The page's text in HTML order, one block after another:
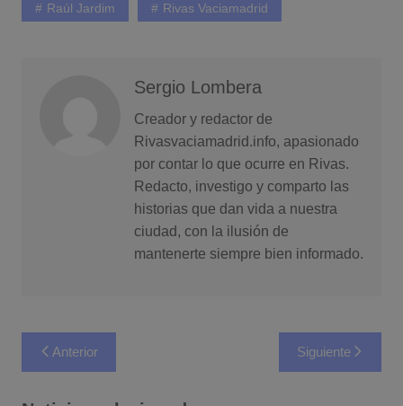
Raúl Jardim Rivas Vaciamadrid
Sergio Lombera
Creador y redactor de
Rivasvaciamadrid.info, apasionado
por contar lo que ocurre en Rivas.
Redacto, investigo y comparto las
historias que dan vida a nuestra
ciudad, con la ilusión de
mantenerte siempre bien informado.
Navegación
de
Anterior Siguiente